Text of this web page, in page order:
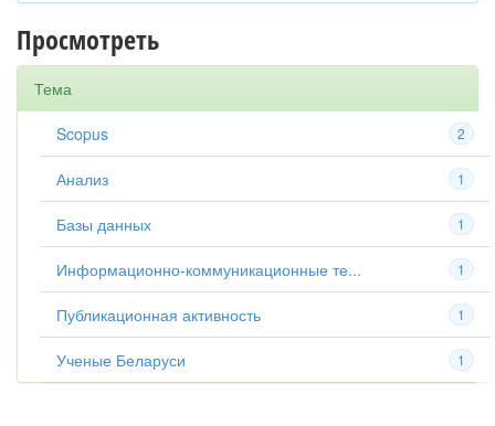
Просмотреть
Тема
2
Scopus
1
Анализ
1
Базы данных
1
Информационно-коммуникационные те...
1
Публикационная активность
1
Ученые Беларуси